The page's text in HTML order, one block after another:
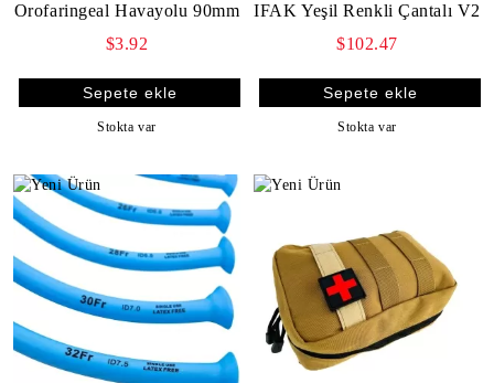
Orofaringeal Havayolu 90mm
$3.92
Stokta var
IFAK Yeşil Renkli Çantalı V2
$102.47
Stokta var